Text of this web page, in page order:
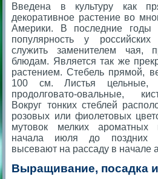
Введена в культуру как
декоративное растение во
Америки. В последние годы
популярность у
служить заменителем чая,
блюдам. Является так же
растением. Стебель прямой,
100 см. Листья цельные,
продолговато-овальные,
Вокруг тонких стеблей
розовых или фиолетовых
мутовок мелких ароматных
начала июля до поздних
высевают на рассаду в начале
Выращивание, посадка